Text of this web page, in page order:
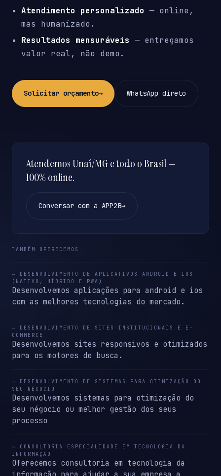
Atendimento personalizado — online,
mas humanizado.
Resultados mensuráveis — entregamos
valor real, não demo.
Solicitar orçamento→ WhatsApp direto
Atendemos Unaí/MG e todo o Brasil —
100% online.
Conversar com a APP2B→
TAMBÉM OFERECEMOS
→ DESENVOLVIMENTO DE APLICATIVOS ANDROID E IOS
(NATIVO, HÍBRIDO E PWA)
Desenvolvemos aplicações para android e ios
com as melhores tecnologias do mercado.
→ DESENVOLVIMENTO DE SITES INSTITUCIONAIS E E-
COMMERCE
Desenvolvemos sites responsivos e otimizados
para os motores de busca.
→ DESENVOLVIMENTO DE SISTEMAS PARA OTIMIZAÇÃO DO
SEU NÉGOCIO
Desenvolvemos sistemas para otimização do
seu négocio ou melhor gestão dos seus
processo
→ CONSULTORIA ESPECIALIDADE EM TECNOLOGIA DA
INFORMAÇÃO
Oferecemos consultoria em tecnologia da